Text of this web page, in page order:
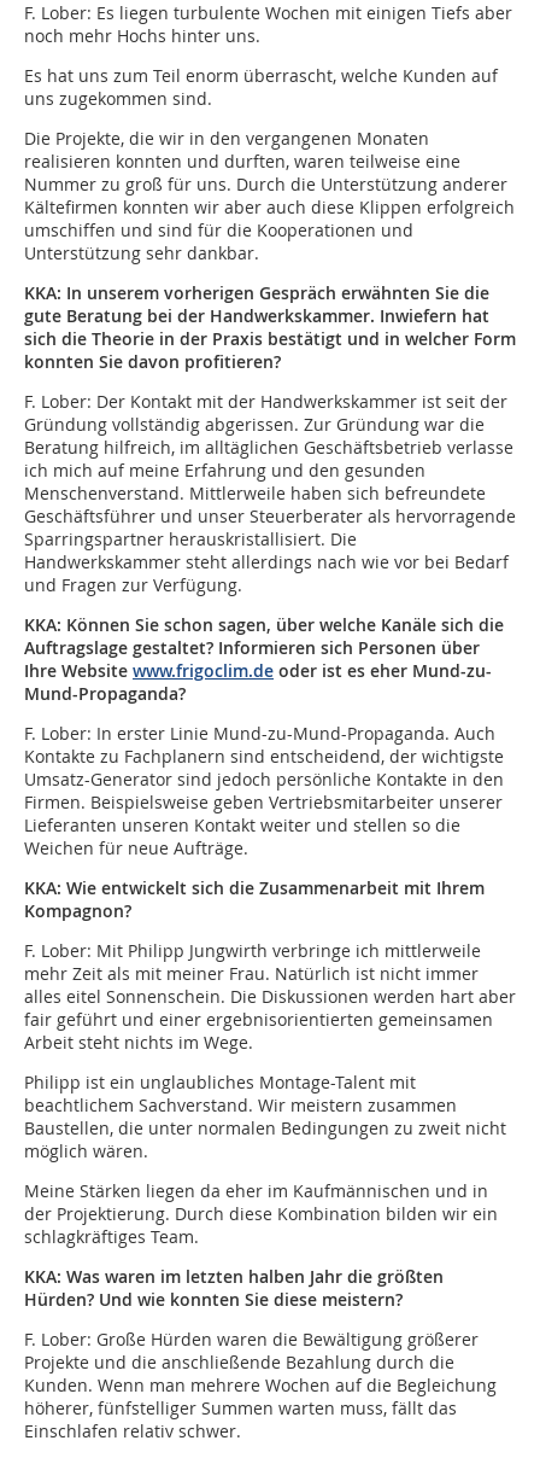
F. Lober: Es liegen turbulente Wochen mit einigen Tiefs aber
noch mehr Hochs hinter uns.
Es hat uns zum Teil enorm überrascht, welche Kunden auf
uns zugekommen sind.
Die Projekte, die wir in den vergangenen Monaten
realisieren konnten und durften, waren teilweise eine
Nummer zu groß für uns. Durch die Unterstützung anderer
Kältefirmen konnten wir aber auch diese Klippen erfolgreich
umschiffen und sind für die Kooperationen und
Unterstützung sehr dankbar.
KKA: In unserem vorherigen Gespräch erwähnten Sie die
gute Beratung bei der Handwerkskammer. Inwiefern hat
sich die Theorie in der Praxis bestätigt und in welcher Form
konnten Sie davon profitieren?
F. Lober: Der Kontakt mit der Handwerkskammer ist seit der
Gründung vollständig abgerissen. Zur Gründung war die
Beratung hilfreich, im alltäglichen Geschäftsbetrieb verlasse
ich mich auf meine Erfahrung und den gesunden
Menschenverstand. Mittlerweile haben sich befreundete
Geschäftsführer und unser Steuerberater als hervorragende
Sparringspartner herauskristallisiert. Die
Handwerkskammer steht allerdings nach wie vor bei Bedarf
und Fragen zur Verfügung.
KKA: Können Sie schon sagen, über welche Kanäle sich die
Auftragslage gestaltet? Informieren sich Personen über
Ihre Website www.frigoclim.de oder ist es eher Mund-zu-
Mund-Propaganda?
F. Lober: In erster Linie Mund-zu-Mund-Propaganda. Auch
Kontakte zu Fachplanern sind entscheidend, der wichtigste
Umsatz-Generator sind jedoch persönliche Kontakte in den
Firmen. Beispielsweise geben Vertriebsmitarbeiter unserer
Lieferanten unseren Kontakt weiter und stellen so die
Weichen für neue Aufträge.
KKA: Wie entwickelt sich die Zusammenarbeit mit Ihrem
Kompagnon?
F. Lober: Mit Philipp Jungwirth verbringe ich mittlerweile
mehr Zeit als mit meiner Frau. Natürlich ist nicht immer
alles eitel Sonnenschein. Die Diskussionen werden hart aber
fair geführt und einer ergebnisorientierten gemeinsamen
Arbeit steht nichts im Wege.
Philipp ist ein unglaubliches Montage-Talent mit
beachtlichem Sachverstand. Wir meistern zusammen
Baustellen, die unter normalen Bedingungen zu zweit nicht
möglich wären.
Meine Stärken liegen da eher im Kaufmännischen und in
der Projektierung. Durch diese Kombination bilden wir ein
schlagkräftiges Team.
KKA: Was waren im letzten halben Jahr die größten
Hürden? Und wie konnten Sie diese meistern?
F. Lober: Große Hürden waren die Bewältigung größerer
Projekte und die anschließende Bezahlung durch die
Kunden. Wenn man mehrere Wochen auf die Begleichung
höherer, fünfstelliger Summen warten muss, fällt das
Einschlafen relativ schwer.